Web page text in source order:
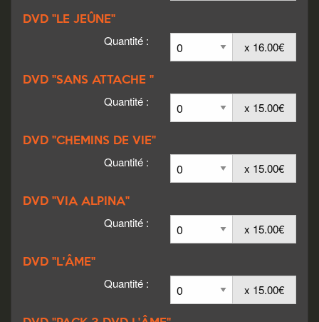
DVD "LE JEÛNE"
Quantité : x 16.00€
DVD "SANS ATTACHE "
Quantité : x 15.00€
DVD "CHEMINS DE VIE"
Quantité : x 15.00€
DVD "VIA ALPINA"
Quantité : x 15.00€
DVD "L'ÂME"
Quantité : x 15.00€